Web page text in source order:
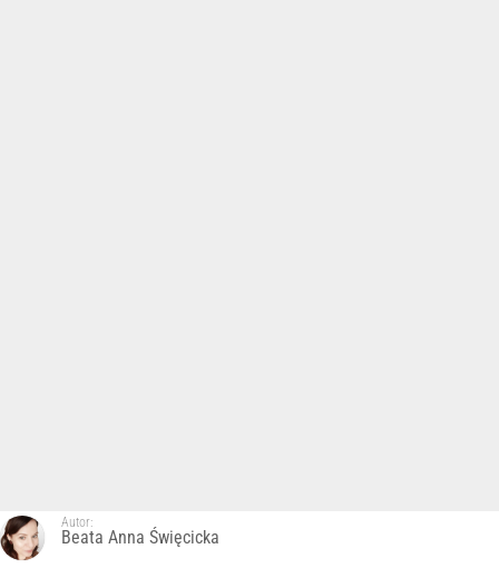
Autor:
Beata Anna Święcicka